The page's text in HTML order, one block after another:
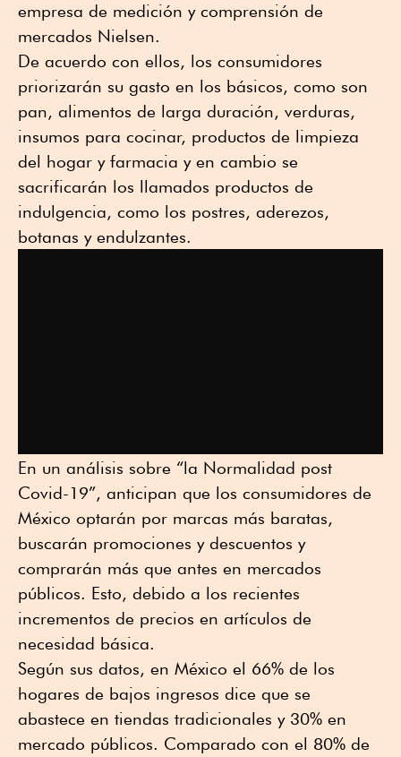
empresa de medición y comprensión de
mercados Nielsen.
De acuerdo con ellos, los consumidores
priorizarán su gasto en los básicos, como son
pan, alimentos de larga duración, verduras,
insumos para cocinar, productos de limpieza
del hogar y farmacia y en cambio se
sacrificarán los llamados productos de
indulgencia, como los postres, aderezos,
botanas y endulzantes.
En un análisis sobre “la Normalidad post
Covid-19”, anticipan que los consumidores de
México optarán por marcas más baratas,
buscarán promociones y descuentos y
comprarán más que antes en mercados
públicos. Esto, debido a los recientes
incrementos de precios en artículos de
necesidad básica.
Según sus datos, en México el 66% de los
hogares de bajos ingresos dice que se
abastece en tiendas tradicionales y 30% en
mercado públicos. Comparado con el 80% de